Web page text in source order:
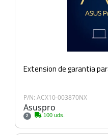
Extension de garantia
P/N: ACX10-003870NX
Asuspro
2 100 uds.